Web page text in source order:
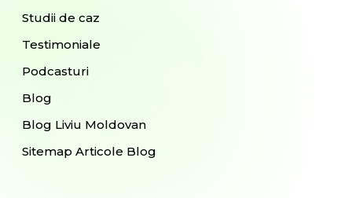
Studii de caz
Testimoniale
Podcasturi
Blog
Blog Liviu Moldovan
Sitemap Articole Blog